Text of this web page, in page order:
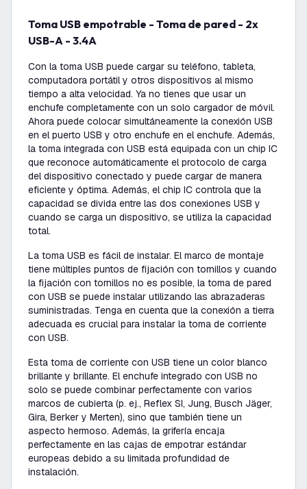
Toma USB empotrable - Toma de pared - 2x
USB-A - 3.4A
Con la toma USB puede cargar su teléfono, tableta,
computadora portátil y otros dispositivos al mismo
tiempo a alta velocidad. Ya no tienes que usar un
enchufe completamente con un solo cargador de móvil.
Ahora puede colocar simultáneamente la conexión USB
en el puerto USB y otro enchufe en el enchufe. Además,
la toma integrada con USB está equipada con un chip IC
que reconoce automáticamente el protocolo de carga
del dispositivo conectado y puede cargar de manera
eficiente y óptima. Además, el chip IC controla que la
capacidad se divida entre las dos conexiones USB y
cuando se carga un dispositivo, se utiliza la capacidad
total.
La toma USB es fácil de instalar. El marco de montaje
tiene múltiples puntos de fijación con tornillos y cuando
la fijación con tornillos no es posible, la toma de pared
con USB se puede instalar utilizando las abrazaderas
suministradas. Tenga en cuenta que la conexión a tierra
adecuada es crucial para instalar la toma de corriente
con USB.
Esta toma de corriente con USB tiene un color blanco
brillante y brillante. El enchufe integrado con USB no
solo se puede combinar perfectamente con varios
marcos de cubierta (p. ej., Reflex SI, Jung, Busch Jäger,
Gira, Berker y Merten), sino que también tiene un
aspecto hermoso. Además, la grifería encaja
perfectamente en las cajas de empotrar estándar
europeas debido a su limitada profundidad de
instalación.